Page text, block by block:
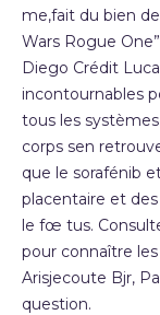
me,fait du bien
Wars Rogue
Diego Crédit
incontournables
tous les
corps sen
que le sorafénib
placentaire et
le fœ tus.
pour connaître
Arisjecoute Bjr,
question.